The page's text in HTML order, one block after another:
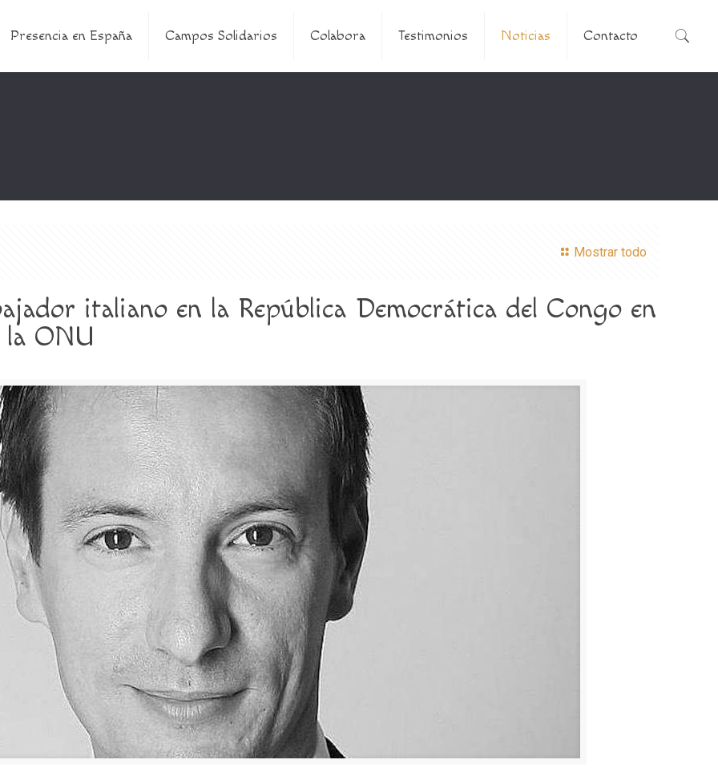
Presencia en España Campos Solidarios Colabora Testimonios Noticias Contacto
Mostrar todo
italiano en la República Democrática del Congo en
ONU